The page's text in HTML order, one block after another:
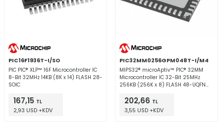
PIC16F1936T-I/SO
PIC PIC® XLP™ 16F Microcontroller IC
8-Bit 32MHz 14KB (8K x 14) FLASH 28-
SOIC
167,15 TL
2,93 USD +KDV
PIC32MM0256GPM048T-I/M4
MIPS32® microAptiv™ PIC® 32MM
Microcontroller IC 32-Bit 25MHz
256KB (256K x 8) FLASH 48-UQFN
202,66 TL
3,55 USD +KDV